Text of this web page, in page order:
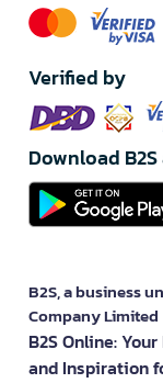
Verified by
Download
B2S, a business
Company Limited
B2S Online:
and Inspiration